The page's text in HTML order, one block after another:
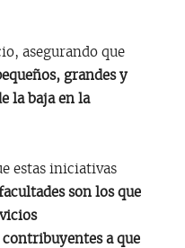
asegurando que
grandes y
la baja en la
estas iniciativas
son los que
a que